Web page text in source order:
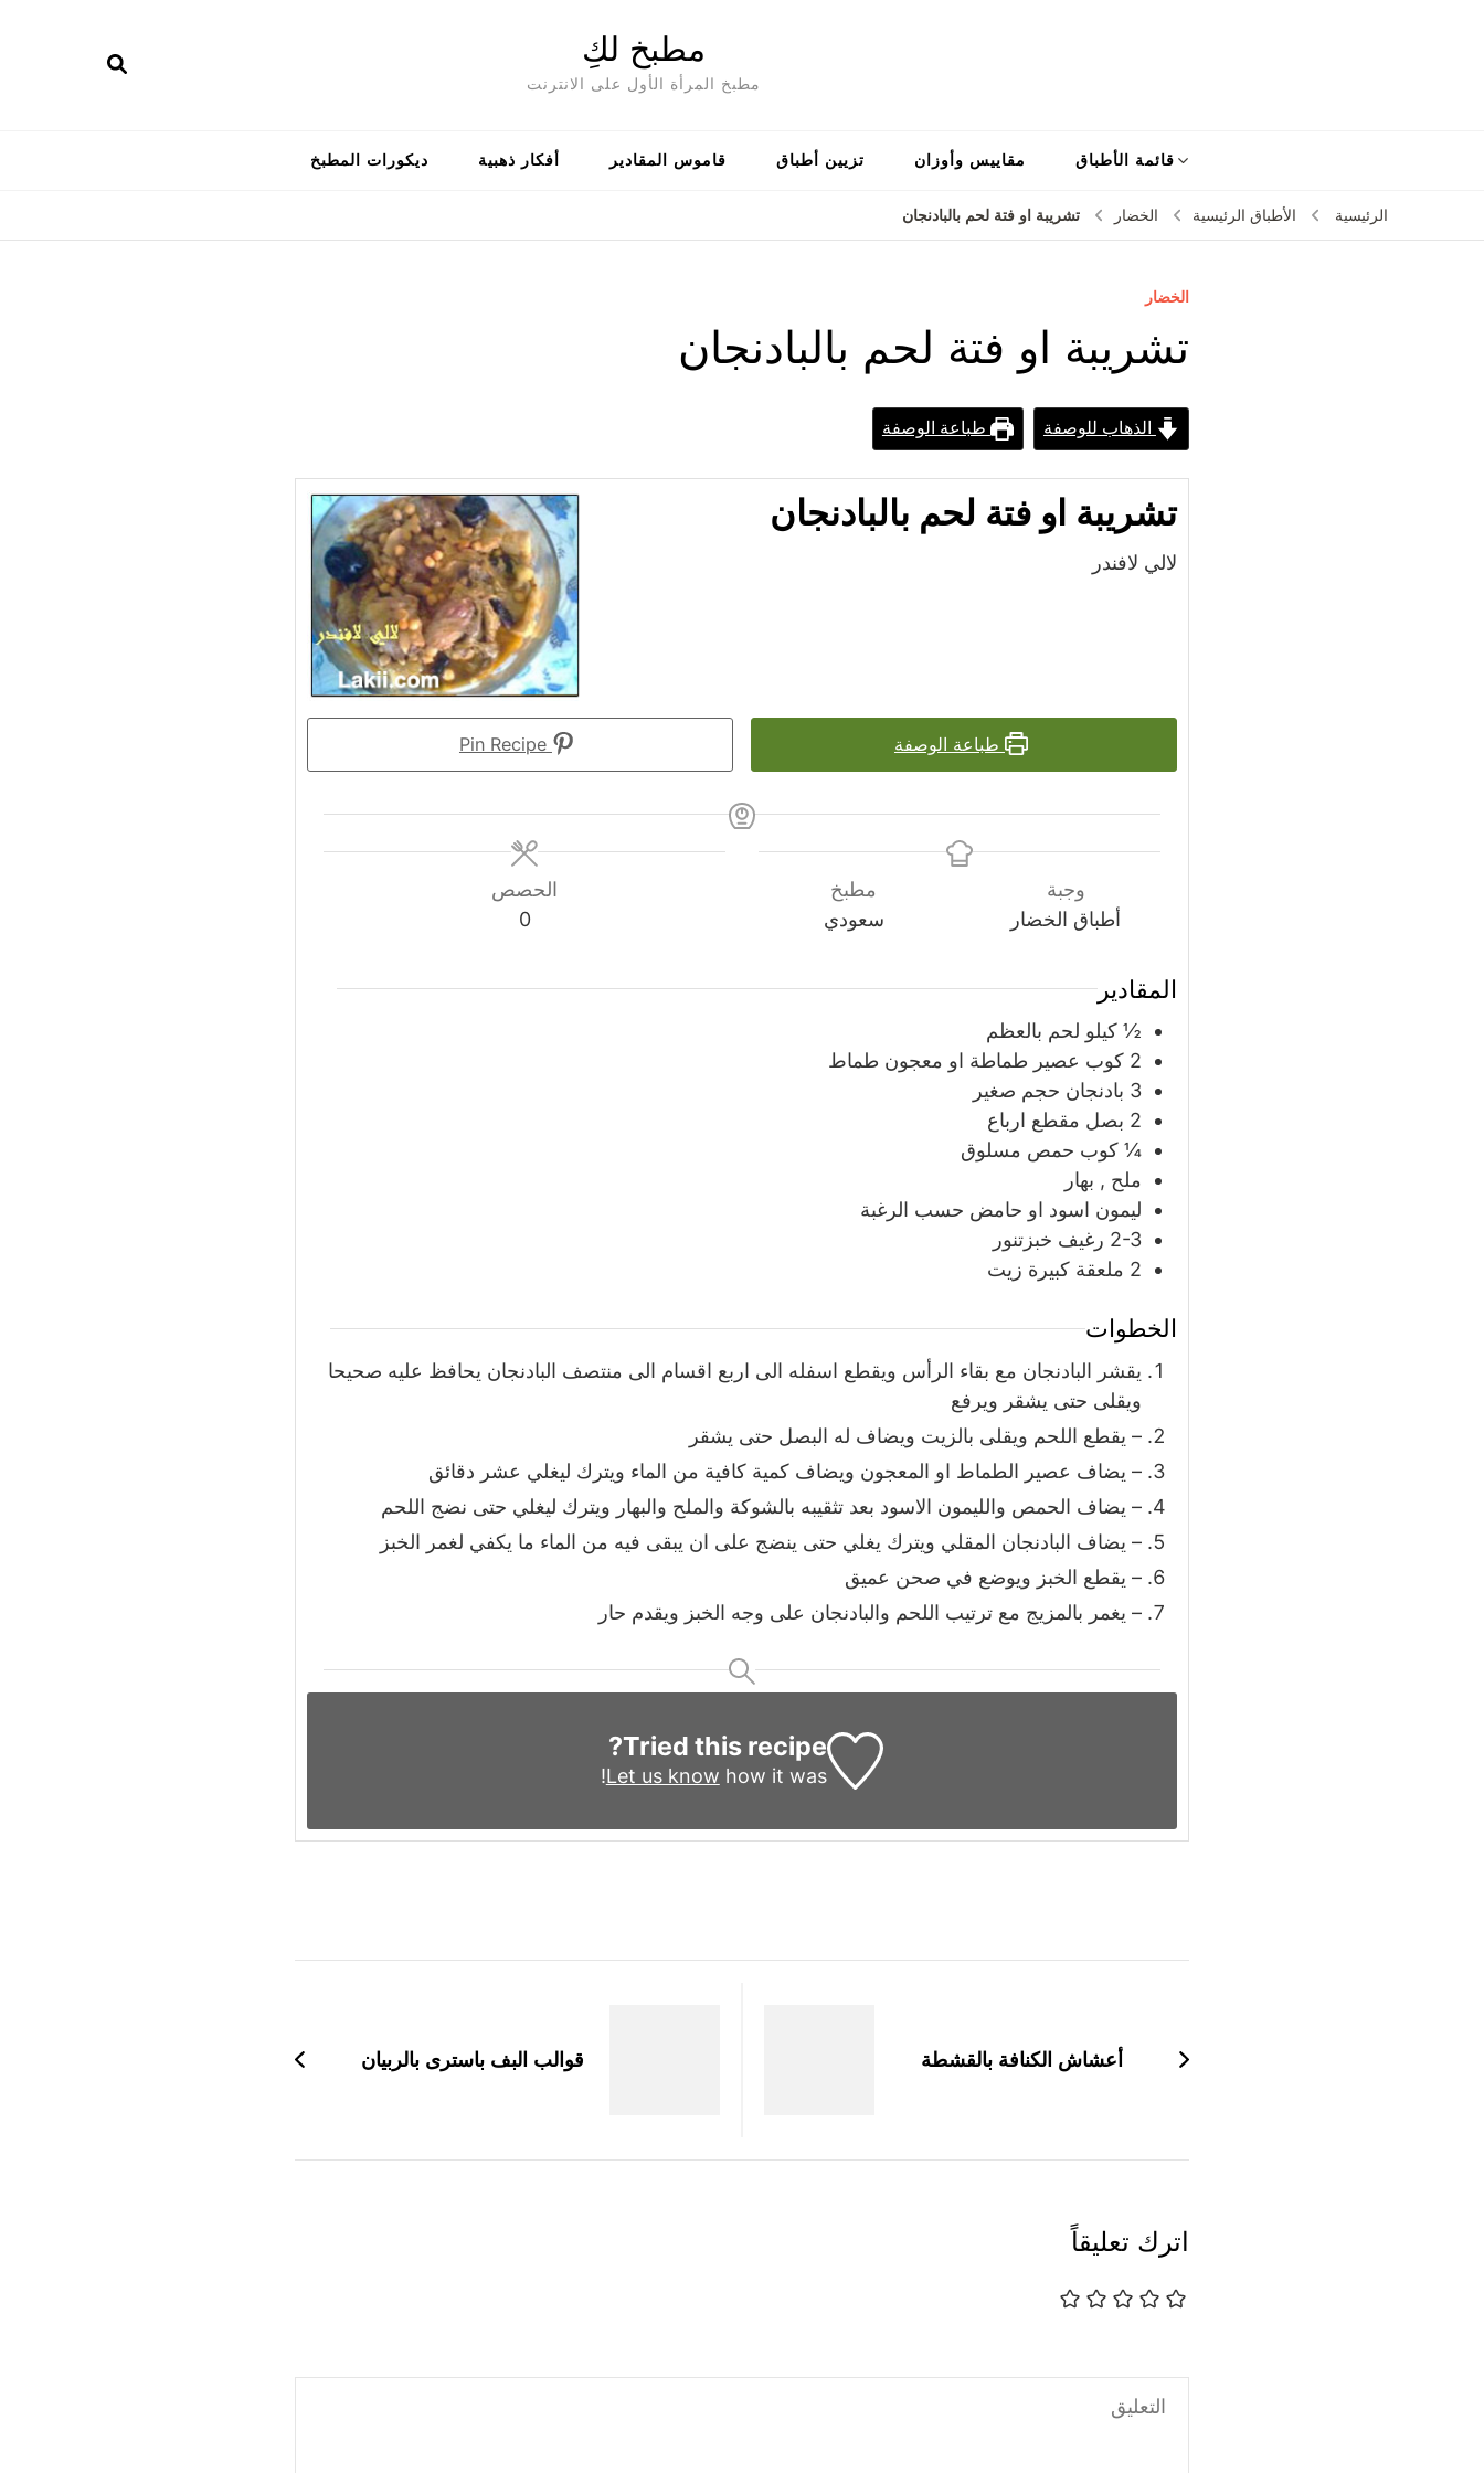
مطبخ لكِ
مطبخ المرأة الأول على الانترنت
قائمة الأطباق مقاييس وأوزان تزيين أطباق قاموس المقادير أفكار ذهبية ديكورات المطبخ
الرئيسية الأطباق الرئيسية الخضار تشريبة او فتة لحم بالبادنجان
الخضار
تشريبة او فتة لحم بالبادنجان
الذهاب للوصفة طباعة الوصفة
تشريبة او فتة لحم بالبادنجان
لالي لافندر
طباعة الوصفة Pin Recipe
وجبة
أطباق الخضار
مطبخ
سعودي
الحصص
0
المقادير
½ كيلو لحم بالعظم
2 كوب عصير طماطة او معجون طماط
3 بادنجان حجم صغير
2 بصل مقطع ارباع
¼ كوب حمص مسلوق
ملح , بهار
ليمون اسود او حامض حسب الرغبة
2-3 رغيف خبزتنور
2 ملعقة كبيرة زيت
الخطوات
يقشر البادنجان مع بقاء الرأس ويقطع اسفله الى اربع اقسام الى منتصف البادنجان يحافظ عليه صحيحا
ويقلى حتى يشقر ويرفع
– يقطع اللحم ويقلى بالزيت ويضاف له البصل حتى يشقر
– يضاف عصير الطماط او المعجون ويضاف كمية كافية من الماء ويترك ليغلي عشر دقائق
– يضاف الحمص والليمون الاسود بعد تثقيبه بالشوكة والملح والبهار ويترك ليغلي حتى نضج اللحم
– يضاف البادنجان المقلي ويترك يغلي حتى ينضج على ان يبقى فيه من الماء ما يكفي لغمر الخبز
– يقطع الخبز ويوضع في صحن عميق
– يغمر بالمزيج مع ترتيب اللحم والبادنجان على وجه الخبز ويقدم حار
Tried this recipe?
Let us know how it was!
التدوينات
قوالب البف باسترى بالربيان أعشاش الكنافة بالقشطة
اترك تعليقاً